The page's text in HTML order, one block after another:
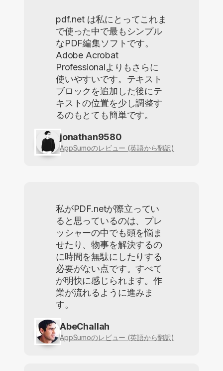
pdf.net は私にとってこれま
で使った中で最もシンプル
なPDF編集ソフトです。
Adobe Acrobat
Professionalよりもさらに
使いやすいです。テキスト
ブロックを追加した後にテ
キストの位置を少し調整す
るのもとても簡単です。
jonathan9580
AppSumoのレビュー (英語から翻訳)
私がPDF.netが際立ってい
ると思っているのは、プレ
ッシャーの中でも頭を悩ま
せたり、物事を解決するの
に時間を無駄にしたりする
必要がない点です。すべて
が明快に感じられます。作
業が流れるように進みま
す。
AbeChallah
AppSumoのレビュー (英語から翻訳)